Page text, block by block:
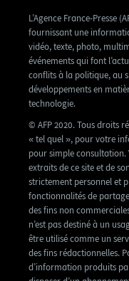
L’Agence France-Presse
fournissant une
vidéo, texte, photo,
événements qui font
conflits à la politique, au
développements en
technologie.
© AFP 2020. Tous droits
« tel quel », pour votre
pour simple consultation.
extraits de ce site et de
strictement personnel et
fonctionnalités de
des fins non
n’est pas destiné à un
être utilisé comme un
des fins rédactionnelles.
d’information produits